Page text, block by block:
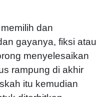
dan
gayanya, fiksi atau
menyelesaikan
rampung di akhir
itu kemudian